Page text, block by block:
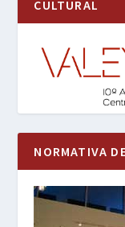
CULTURAL
NORMATIVA